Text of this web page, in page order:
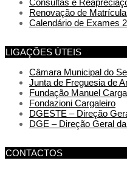
Renovação de
Calendário de Exames
LIGAÇÕES ÚTEIS
Câmara Municipal do
Junta de Freguesia de
Fundação Manuel
Fondazioni Cargaleiro
DGESTE – Direção
DGE – Direção Geral
CONTACTOS